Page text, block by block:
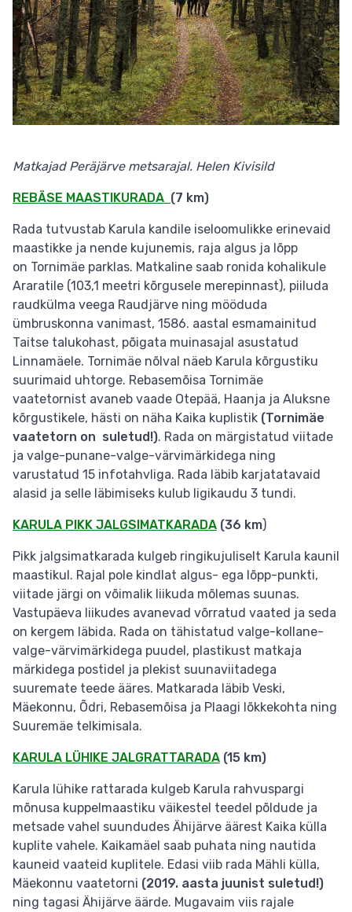
Matkajad Peräjärve metsarajal. Helen Kivisild
REBÄSE MAASTIKURADA (7 km)
Rada tutvustab Karula kandile iseloomulikke erinevaid
maastikke ja nende kujunemis, raja algus ja lõpp
on Tornimäe parklas. Matkaline saab ronida kohalikule
Araratile (103,1 meetri kõrgusele merepinnast), piiluda
raudkülma veega Raudjärve ning mööduda
ümbruskonna vanimast, 1586. aastal esmamainitud
Taitse talukohast, põigata muinasajal asustatud
Linnamäele. Tornimäe nõlval näeb Karula kõrgustiku
suurimaid uhtorge. Rebasemõisa Tornimäe
vaatetornist avaneb vaade Otepää, Haanja ja Aluksne
kõrgustikele, hästi on näha Kaika kuplistik (Tornimäe
vaatetorn on suletud!). Rada on märgistatud viitade
ja valge-punane-valge-värvimärkidega ning
varustatud 15 infotahvliga. Rada läbib karjatatavaid
alasid ja selle läbimiseks kulub ligikaudu 3 tundi.
KARULA PIKK JALGSIMATKARADA (36 km)
Pikk jalgsimatkarada kulgeb ringikujuliselt Karula kaunil
maastikul. Rajal pole kindlat algus- ega lõpp-punkti,
viitade järgi on võimalik liikuda mõlemas suunas.
Vastupäeva liikudes avanevad võrratud vaated ja seda
on kergem läbida. Rada on tähistatud valge-kollane-
valge-värvimärkidega puudel, plastikust matkaja
märkidega postidel ja plekist suunaviitadega
suuremate teede ääres. Matkarada läbib Veski,
Mäekonnu, Õdri, Rebasemõisa ja Plaagi lõkkekohta ning
Suuremäe telkimisala.
KARULA LÜHIKE JALGRATTARADA (15 km)
Karula lühike rattarada kulgeb Karula rahvuspargi
mõnusa kuppelmaastiku väikestel teedel põldude ja
metsade vahel suundudes Ähijärve äärest Kaika külla
kuplite vahele. Kaikamäel saab puhata ning nautida
kauneid vaateid kuplitele. Edasi viib rada Mähli külla,
Mäekonnu vaatetorni (2019. aasta juunist suletud!)
ning tagasi Ähijärve äärde. Mugavaim viis rajale